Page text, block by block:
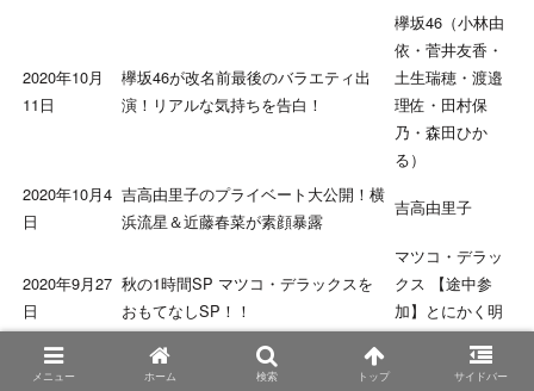
2020年10月
11日
欅坂46が改名前最後のバラエティ出
演！リアルな気持ちを告白！
欅坂46（小林由
依・菅井友香・
土生瑞穂・渡邉
理佐・田村保
乃・森田ひか
る）
2020年10月4
日
吉高由里子のプライベート大公開！横
浜流星＆近藤春菜が素顔暴露
吉高由里子
2020年9月27
日
秋の1時間SP マツコ・デラックスを
おもてなしSP！！
マツコ・デラッ
クス 【途中参
加】とにかく明
るい安村
2020年9月20
歌舞伎俳優・中村勘九郎▽妻との初共
中村勘九郎
メニュー ホーム 検索 トップ サイドバー